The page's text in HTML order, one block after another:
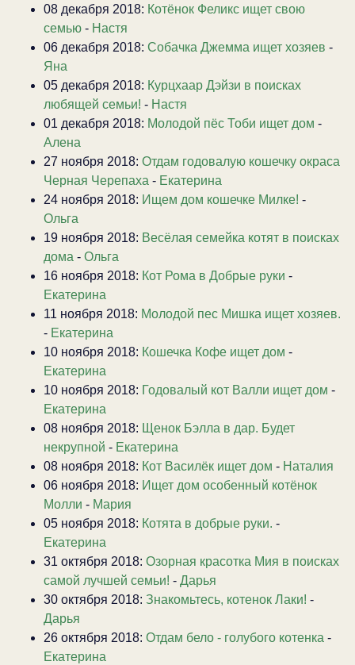
08 декабря 2018: Котёнок Феликс ищет свою
семью - Настя
06 декабря 2018: Собачка Джемма ищет хозяев -
Яна
05 декабря 2018: Курцхаар Дэйзи в поисках
любящей семьи! - Настя
01 декабря 2018: Молодой пёс Тоби ищет дом -
Алена
27 ноября 2018: Отдам годовалую кошечку окраса
Черная Черепаха - Екатерина
24 ноября 2018: Ищем дом кошечке Милке! -
Ольга
19 ноября 2018: Весёлая семейка котят в поисках
дома - Ольга
16 ноября 2018: Кот Рома в Добрые руки -
Екатерина
11 ноября 2018: Молодой пес Мишка ищет хозяев.
- Екатерина
10 ноября 2018: Кошечка Кофе ищет дом -
Екатерина
10 ноября 2018: Годовалый кот Валли ищет дом -
Екатерина
08 ноября 2018: Щенок Бэлла в дар. Будет
некрупной - Екатерина
08 ноября 2018: Кот Василёк ищет дом - Наталия
06 ноября 2018: Ищет дом особенный котёнок
Молли - Мария
05 ноября 2018: Котята в добрые руки. -
Екатерина
31 октября 2018: Озорная красотка Мия в поисках
самой лучшей семьи! - Дарья
30 октября 2018: Знакомьтесь, котенок Лаки! -
Дарья
26 октября 2018: Отдам бело - голубого котенка -
Екатерина